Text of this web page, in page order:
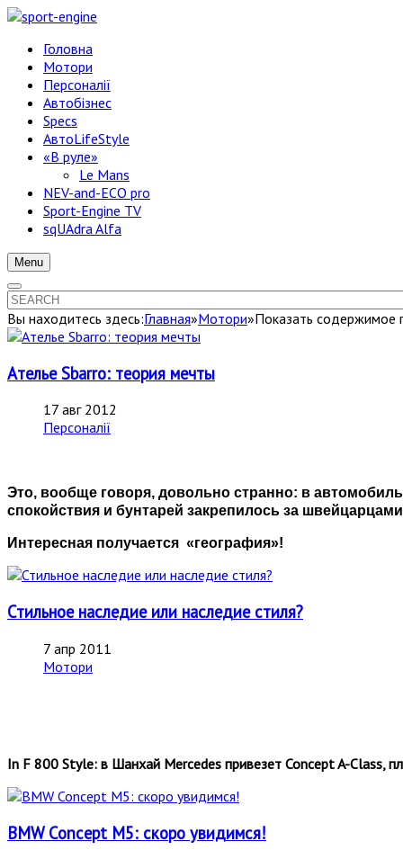
Головна
Мотори
Персоналії
Автобізнес
Specs
АвтоLifeStyle
«В руле»
Le Mans
NEV-and-ECO pro
Sport-Engine TV
sqUAdra Alfa
Menu
Вы находитесь здесь:Главная»Мотори»Показать содержимое
Ателье Sbarro: теория мечты
17 авг 2012
Персоналії
Это, вообще говоря, довольно странно: в
спокойствия и бунтарей закрепилось за
Интересная получается «география»!
Стильное наследие или наследие стиля?
7 апр 2011
Мотори
In F 800 Style: в Шанхай Mercedes привезет Concept A-Class,
BMW Concept M5: скоро увидимся!